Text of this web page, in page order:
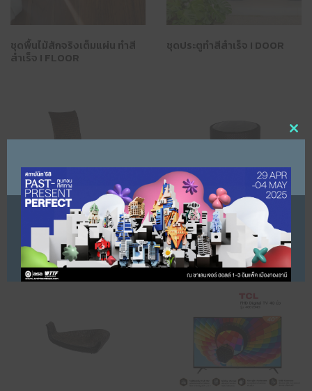
ชุดพื้นไม้สักจริงเต็มแผ่น ทำสี
สำเร็จ I FLOOR
ชุดประตูทำสีสำเร็จ I DOOR
ALT-1412/DCHB TYPOON – AL-1447/ET